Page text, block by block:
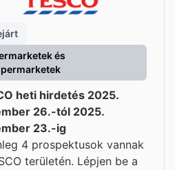
és
heti hirdetés 2025.
26.-tól 2025.
23.-ig
4 prospektusok vannak
területén. Lépjen be a